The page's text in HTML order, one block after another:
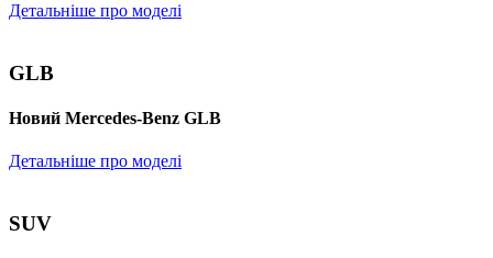
Детальніше про моделі
GLB
Новий Mercedes-Benz GLB
Детальніше про моделі
SUV